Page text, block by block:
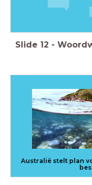
Slide 12 -
Australië stelt plan